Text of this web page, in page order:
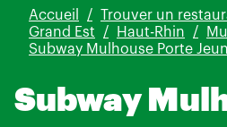
Accueil
Trouver un
Grand Est
Haut-Rhin
Subway Mulhouse Porte
Subway